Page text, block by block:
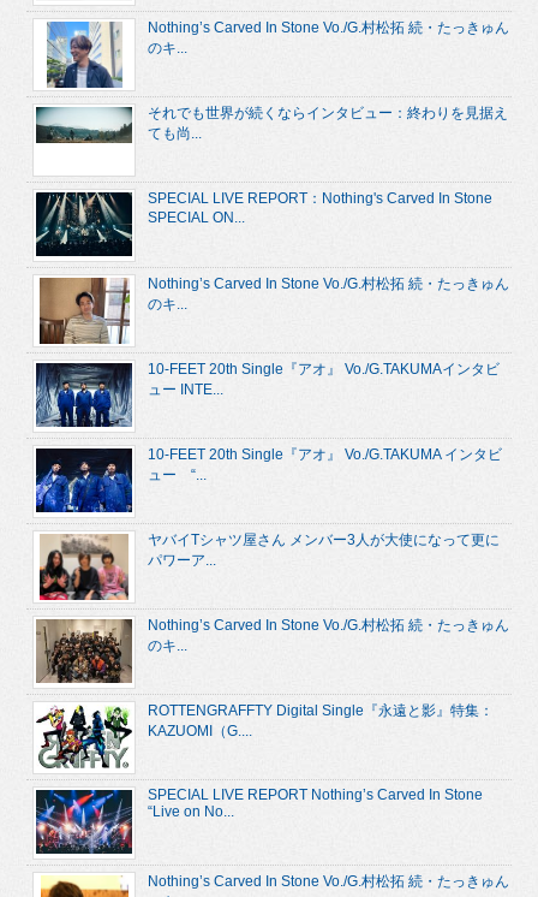
Nothing’s Carved In Stone Vo./G.村松拓 続・たっきゅん
のキ...
それでも世界が続くならインタビュー：終わりを見据え
ても尚...
SPECIAL LIVE REPORT：Nothing's Carved In Stone
SPECIAL ON...
Nothing’s Carved In Stone Vo./G.村松拓 続・たっきゅん
のキ...
10-FEET 20th Single『アオ』 Vo./G.TAKUMAインタビ
ュー INTE...
10-FEET 20th Single『アオ』 Vo./G.TAKUMA インタビ
ュー “...
ヤバイTシャツ屋さん メンバー3人が大使になって更に
パワーア...
Nothing’s Carved In Stone Vo./G.村松拓 続・たっきゅん
のキ...
ROTTENGRAFFTY Digital Single『永遠と影』特集：
KAZUOMI（G....
SPECIAL LIVE REPORT Nothing’s Carved In Stone
“Live on No...
Nothing’s Carved In Stone Vo./G.村松拓 続・たっきゅん